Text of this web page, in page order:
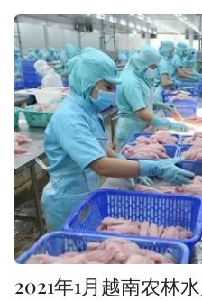
2021年1月越南农林